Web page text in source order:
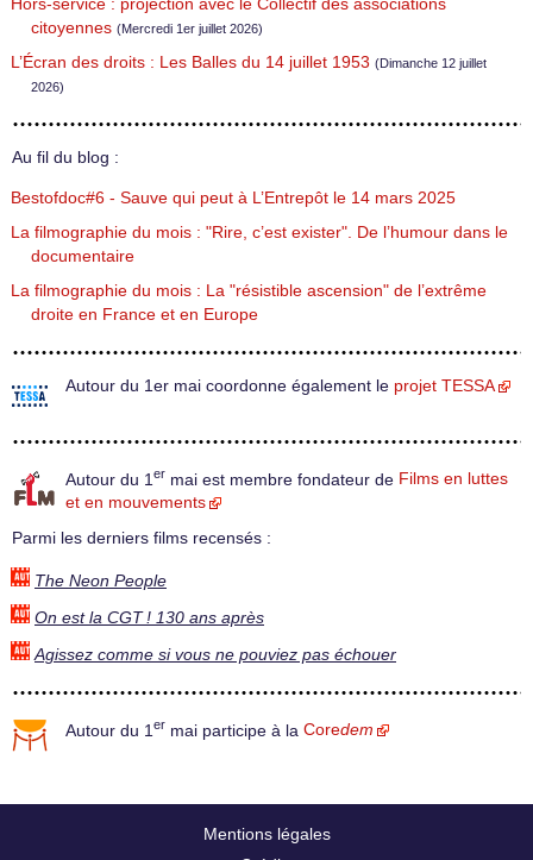
Hors-service : projection avec le Collectif des associations
citoyennes (Mercredi 1er juillet 2026)
L’Écran des droits : Les Balles du 14 juillet 1953 (Dimanche 12 juillet
2026)
Au fil du blog :
Bestofdoc#6 - Sauve qui peut à L’Entrepôt le 14 mars 2025
La filmographie du mois : "Rire, c’est exister". De l’humour dans le
documentaire
La filmographie du mois : La "résistible ascension" de l’extrême
droite en France et en Europe
Autour du 1er mai coordonne également le projet TESSA
Autour du 1 er mai est membre fondateur de Films en luttes
et en mouvements
Parmi les derniers films recensés :
The Neon People
On est la CGT ! 130 ans après
Agissez comme si vous ne pouviez pas échouer
Autour du 1 er mai participe à la Coredem
Mentions légales